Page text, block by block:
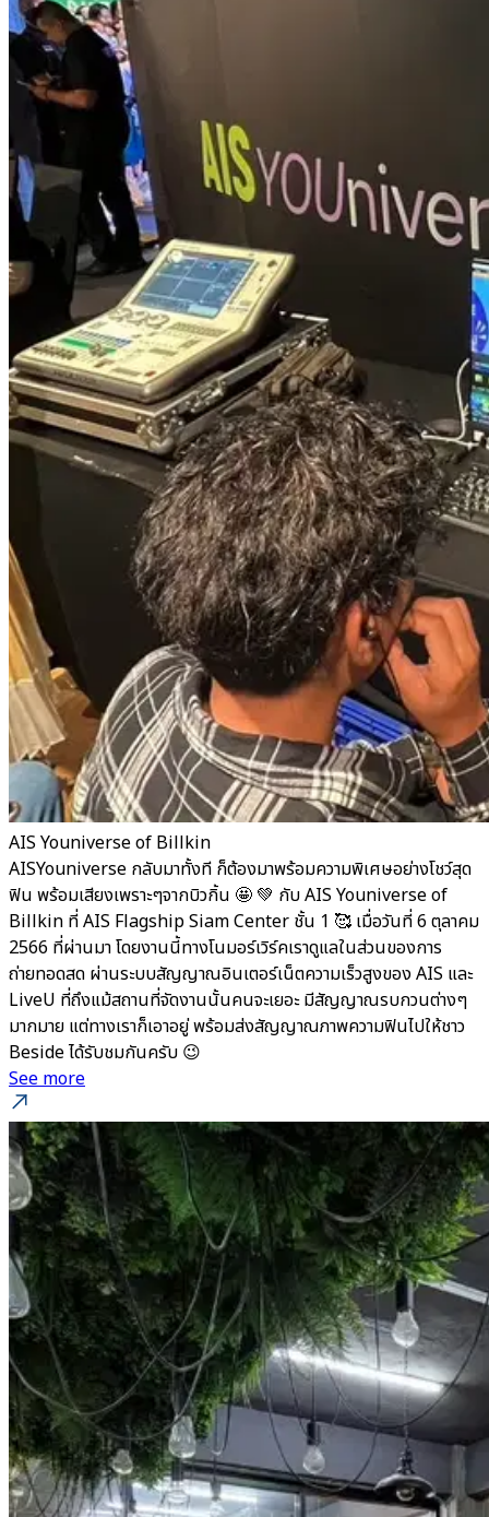
AIS Youniverse of Billkin
AISYouniverse กลับมาทั้งที ก็ต้องมาพร้อมความพิเศษอย่างโชว์สุด
ฟิน พร้อมเสียงเพราะๆจากบิวกิ้น 🤩 💚 กับ AIS Youniverse of
Billkin ที่ AIS Flagship Siam Center ชั้น 1 🥰 เมื่อวันที่ 6 ตุลาคม
2566 ที่ผ่านมา โดยงานนี้ทางโนมอร์เวิร์คเราดูแลในส่วนของการ
ถ่ายทอดสด ผ่านระบบสัญญาณอินเตอร์เน็ตความเร็วสูงของ AIS และ
LiveU ที่ถึงแม้สถานที่จัดงานนั้นคนจะเยอะ มีสัญญาณรบกวนต่างๆ
มากมาย แต่ทางเราก็เอาอยู่ พร้อมส่งสัญญาณภาพความฟินไปให้ชาว
Beside ได้รับชมกันครับ 😉
See more